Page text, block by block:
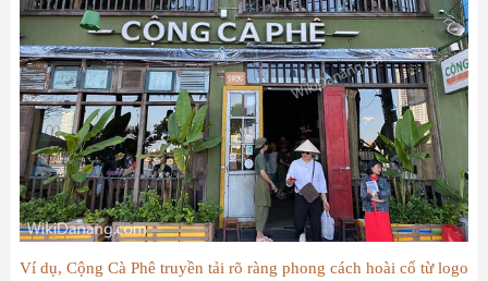
Ví dụ, Cộng Cà Phê truyền tải rõ ràng phong cách hoài cổ từ logo